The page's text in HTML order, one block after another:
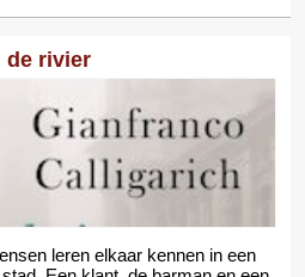
de rivier
leren elkaar kennen in een